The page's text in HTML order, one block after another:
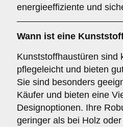
energieeffiziente und
Wann ist eine
Kunststoffhaustüren sind
pflegeleicht und bieten
Sie sind besonders
Käufer und bieten eine
Designoptionen. Ihre
geringer als bei Holz